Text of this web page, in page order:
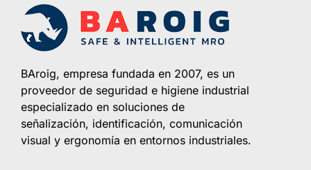
BAroig, empresa fundada en 2007, es un
proveedor de seguridad e higiene industrial
especializado en soluciones de
señalización, identificación, comunicación
visual y ergonomía en entornos industriales.